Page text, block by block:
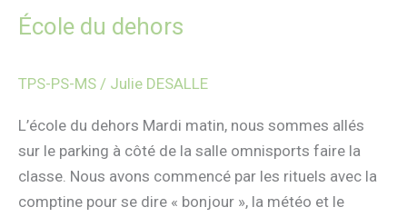
École du dehors
TPS-PS-MS / Julie DESALLE
L’école du dehors Mardi matin, nous sommes allés
sur le parking à côté de la salle omnisports faire la
classe. Nous avons commencé par les rituels avec la
comptine pour se dire « bonjour », la météo et le